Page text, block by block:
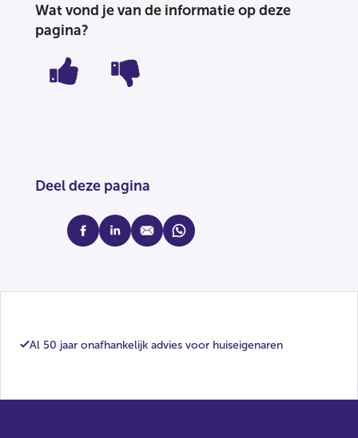
Wat vond je van de informatie op deze
pagina?
Deel deze pagina
facebooklinkedinmail whatsapp
Al 50 jaar onafhankelijk advies voor huiseigenaren